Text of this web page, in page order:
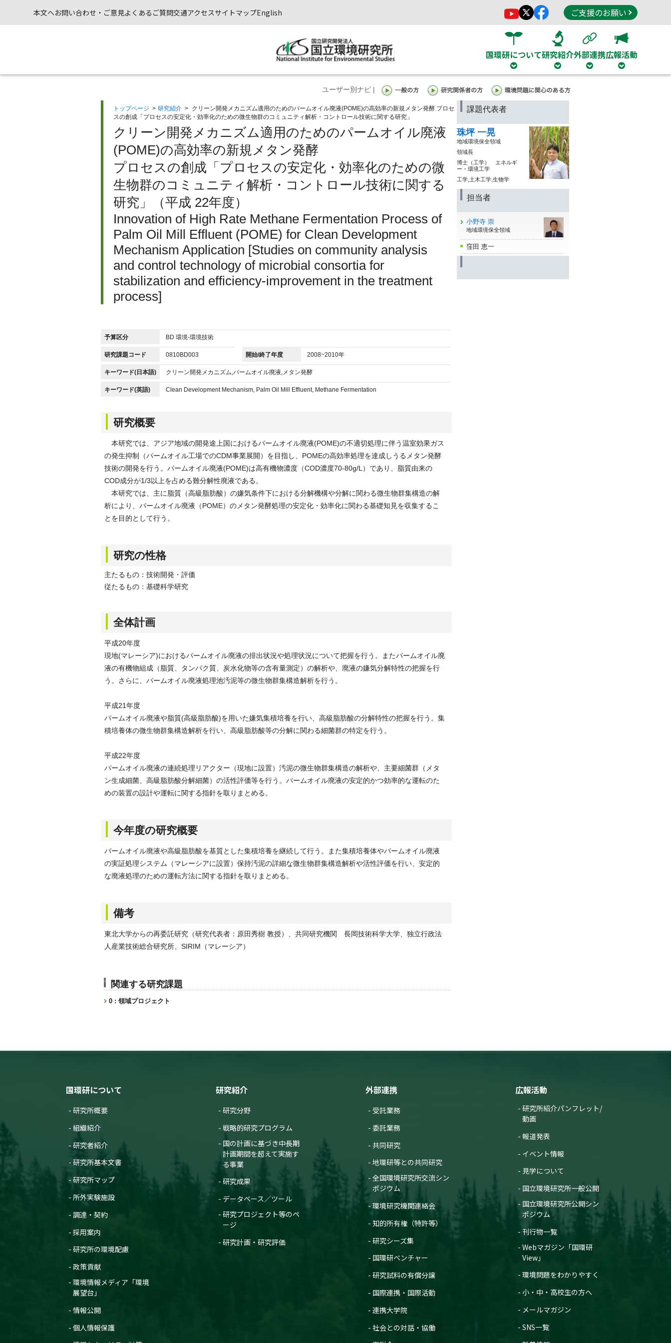
本文へお問い合わせ・ご意見よくあるご質問交通アクセスサイトマップEnglish ご支援のお願い
国環研について研究紹介外部連携広報活動
ユーザー別ナビ |
トップページ > 研究紹介 > クリーン開発メカニズム適用のためのパームオイル廃液(POME)の高効率の新規メタン発酵 プロセ
スの創成「プロセスの安定化・効率化のための微生物群のコミュニティ解析・コントロール技術に関する研究」
クリーン開発メカニズム適用のためのパームオイル廃液
(POME)の高効率の新規メタン発酵
プロセスの創成「プロセスの安定化・効率化のための微
生物群のコミュニティ解析・コントロール技術に関する
研究」（平成 22年度）
Innovation of High Rate Methane Fermentation Process of
Palm Oil Mill Effluent (POME) for Clean Development
Mechanism Application [Studies on community analysis
and control technology of microbial consortia for
stabilization and efficiency-improvement in the treatment
process]
予算区分 BD 環境-環境技術
研究課題コード 0810BD003 開始/終了年度 2008~2010年
キーワード(日本語) クリーン開発メカニズム,パームオイル廃液,メタン発酵
キーワード(英語) Clean Development Mechanism, Palm Oil Mill Effluent, Methane Fermentation
研究概要
本研究では、アジア地域の開発途上国におけるパームオイル廃液(POME)の不適切処理に伴う温室効果ガス
の発生抑制（パームオイル工場でのCDM事業展開）を目指し、POMEの高効率処理を達成しうるメタン発酵
技術の開発を行う。パームオイル廃液(POME)は高有機物濃度（COD濃度70-80g/L）であり、脂質由来の
COD成分が1/3以上を占める難分解性廃液である。
本研究では、主に脂質（高級脂肪酸）の嫌気条件下における分解機構や分解に関わる微生物群集構造の解
析により、パームオイル廃液（POME）のメタン発酵処理の安定化・効率化に関わる基礎知見を収集するこ
とを目的として行う。
研究の性格
主たるもの：技術開発・評価
従たるもの：基礎科学研究
全体計画
平成20年度
現地(マレーシア)におけるパームオイル廃液の排出状況や処理状況について把握を行う。またパームオイル廃
液の有機物組成（脂質、タンパク質、炭水化物等の含有量測定）の解析や、廃液の嫌気分解特性の把握を行
う。さらに、パームオイル廃液処理池汚泥等の微生物群集構造解析を行う。
平成21年度
パームオイル廃液や脂質(高級脂肪酸)を用いた嫌気集積培養を行い、高級脂肪酸の分解特性の把握を行う。集
積培養体の微生物群集構造解析を行い、高級脂肪酸等の分解に関わる細菌群の特定を行う。
平成22年度
パームオイル廃液の連続処理リアクター（現地に設置）汚泥の微生物群集構造の解析や、主要細菌群（メタ
ン生成細菌、高級脂肪酸分解細菌）の活性評価等を行う。パームオイル廃液の安定的かつ効率的な運転のた
めの装置の設計や運転に関する指針を取りまとめる。
今年度の研究概要
パームオイル廃液や高級脂肪酸を基質とした集積培養を継続して行う。また集積培養体やパームオイル廃液
の実証処理システム（マレーシアに設置）保持汚泥の詳細な微生物群集構造解析や活性評価を行い、安定的
な廃液処理のための運転方法に関する指針を取りまとめる。
備考
東北大学からの再委託研究（研究代表者：原田秀樹 教授）、共同研究機関 長岡技術科学大学、独立行政法
人産業技術総合研究所、SIRIM（マレーシア）
関連する研究課題
0 : 領域プロジェクト
課題代表者
珠坪 一晃
地域環境保全領域
領域長
博士（工学） エネルギ
ー・環境工学
工学,土木工学,生物学
担当者
小野寺 崇
地域環境保全領域
窪田 恵一
国環研について
研究所概要
組織紹介
研究者紹介
研究所基本文書
研究所マップ
所外実験施設
調達・契約
採用案内
研究所の環境配慮
政策貢献
環境情報メディア「環境
展望台」
情報公開
個人情報保護
研究紹介
研究分野
戦略的研究プログラム
国の計画に基づき中長期
計画期間を超えて実施す
る事業
研究成果
データベース／ツール
研究プロジェクト等のペ
ージ
研究計画・研究評価
外部連携
受託業務
委託業務
共同研究
地環研等との共同研究
全国環境研究所交流シン
ポジウム
環境研究機関連絡会
知的所有権（特許等）
研究シーズ集
国環研ベンチャー
研究試料の有償分譲
国際連携・国際活動
連携大学院
社会との対話・協働
広報活動
研究所紹介パンフレット/
動画
報道発表
イベント情報
見学について
国立環境研究所一般公開
国立環境研究所公開シン
ポジウム
刊行物一覧
Webマガジン「国環研
View」
環境問題をわかりやすく
小・中・高校生の方へ
メールマガジン
SNS一覧